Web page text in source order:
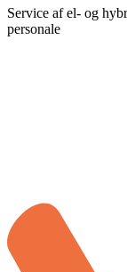
Service af el- og
personale